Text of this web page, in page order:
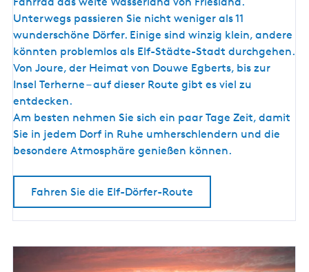
n
d
-
D
ö
r
f
e
r
-
R
Unterwegs passieren Sie nicht weniger als 11
wunderschöne Dörfer. Einige sind winzig klein, andere
könnten problemlos als Elf-Städte-Stadt durchgehen.
Von Joure, der Heimat von Douwe Egberts, bis zur
Insel Terherne – auf dieser Route gibt es viel zu
entdecken.
Am besten nehmen Sie sich ein paar Tage Zeit, damit
Sie in jedem Dorf in Ruhe umherschlendern und die
besondere Atmosphäre genießen können.
Fahren Sie die Elf-Dörfer-Route